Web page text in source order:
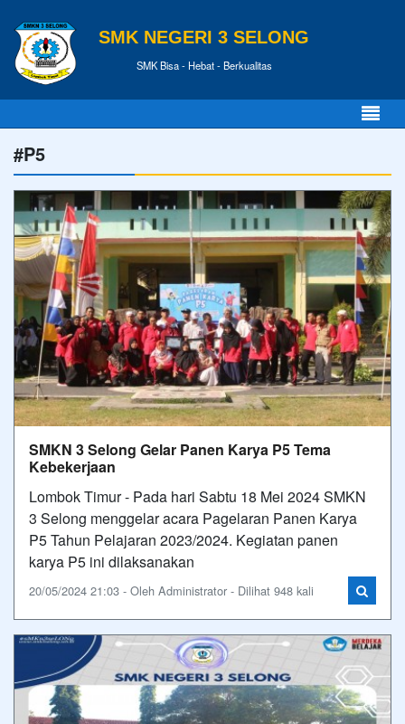
SMK NEGERI 3 SELONG
SMK Bisa - Hebat - Berkualitas
#P5
SMKN 3 Selong Gelar Panen Karya P5 Tema
Kebekerjaan
Lombok Timur - Pada hari Sabtu 18 Mei 2024 SMKN
3 Selong menggelar acara Pagelaran Panen Karya
P5 Tahun Pelajaran 2023/2024. Kegiatan panen
karya P5 ini dilaksanakan
20/05/2024 21:03 - Oleh Administrator - Dilihat 948 kali